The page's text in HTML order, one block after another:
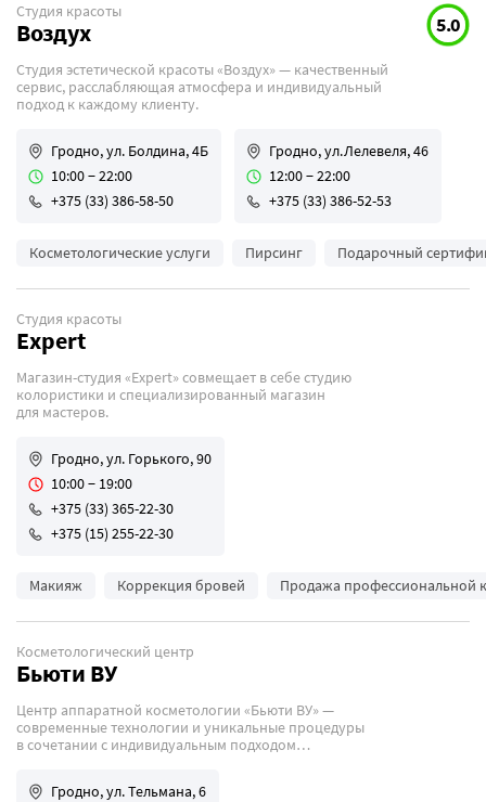
5.0
Студия красоты
Воздух
Студия эстетической красоты «Воздух» — качественный
сервис, расслабляющая атмосфера и индивидуальный
подход к каждому клиенту.
Гродно, ул. Болдина, 4Б
10:00 − 22:00
+375 (33) 386-58-50
Гродно, ул.Лелевеля, 46
12:00 − 22:00
+375 (33) 386-52-53
Косметологические услуги Пирсинг Подарочный
Студия красоты
Еxpert
Магазин-студия «Еxpert» совмещает в себе студию
колористики и специализированный магазин
для мастеров.
Гродно, ул. Горького, 90
10:00 − 19:00
+375 (33) 365-22-30
+375 (15) 255-22-30
Макияж Коррекция бровей Продажа профессиональной
Косметологический центр
Бьюти ВУ
Центр аппаратной косметологии «Бьюти ВУ» —
современные технологии и уникальные процедуры
в сочетании с индивидуальным подходом
Гродно, ул. Тельмана, 6